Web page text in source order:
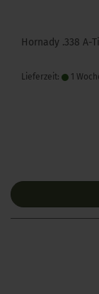
Hornady .338 A-
Lieferzeit: 1